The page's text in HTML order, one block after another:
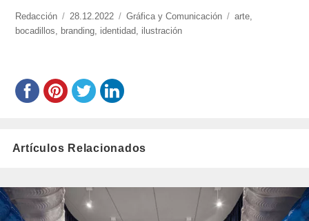
https://www.experimenta.es/author/redaccion/
Redacción
Publicado
el
28.12.2022 Categorías
Gráfica y Comunicación Etiquetas
arte
bocadillos
branding identidad ilustración
Artículos Relacionados